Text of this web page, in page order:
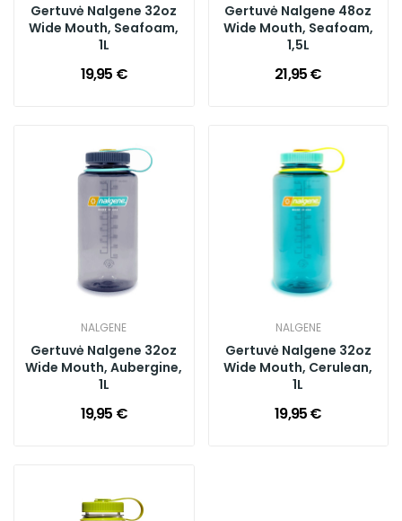
Gertuvė Nalgene 32oz
Wide Mouth, Seafoam,
1L
19,95 €
Gertuvė Nalgene 48oz
Wide Mouth, Seafoam,
1,5L
21,95 €
NALGENE
Gertuvė Nalgene 32oz
Wide Mouth, Aubergine,
1L
19,95 €
NALGENE
Gertuvė Nalgene 32oz
Wide Mouth, Cerulean,
1L
19,95 €